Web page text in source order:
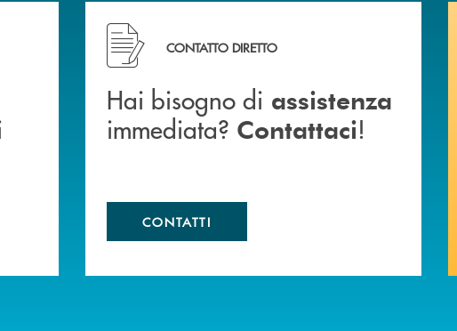
Banca di Caraglio.Hai bisogno di assistenza immediata? Contattaci !
CONTATTO DIRETTO
Hai bisogno di assistenza
immediata? Contattaci!
CONTATTI